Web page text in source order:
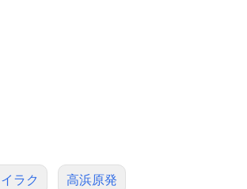
イラク 高浜原発